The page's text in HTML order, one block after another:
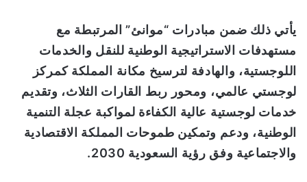
يأتي ذلك ضمن مبادرات “موانئ” المرتبطة مع
مستهدفات الاستراتيجية الوطنية للنقل والخدمات
اللوجستية، والهادفة لترسيخ مكانة المملكة كمركز
لوجستي عالمي، ومحور ربط القارات الثلاث، وتقديم
خدمات لوجستية عالية الكفاءة لمواكبة عجلة التنمية
الوطنية، ودعم وتمكين طموحات المملكة الاقتصادية
والاجتماعية وفق رؤية السعودية 2030.